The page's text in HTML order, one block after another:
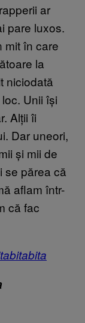
ar
pare luxos.
mit în care
la
niciodată
Unii își
Alții îi
Dar uneori,
și mii de
se părea că
aflam într-
că fac